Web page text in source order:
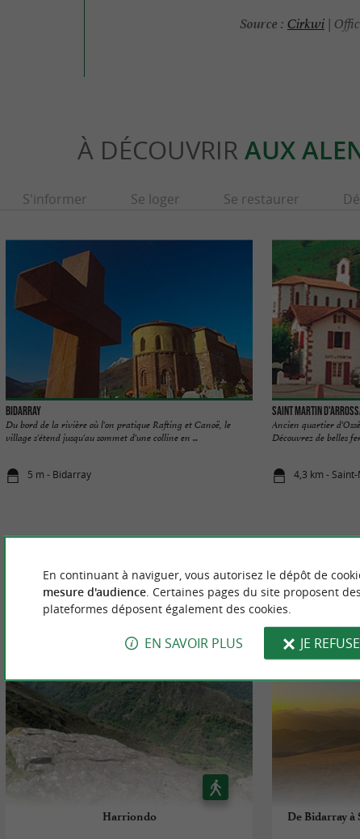
Source : Cirkwi|
À DÉCOUVRIR AUX
S'informer Se loger Se restaurer
Bidarray
Du bord de la rivière où l'on pratique Rafting et Canoë, le
village s'étend jusqu'au sommet d'une colline en ...
5 m - Bidarray
Saint Martin
Ancien quartier
Découvrez de belles
4,3 km -
VOUS AIMEREZ
Harriondo
De Bidarray
En continuant à naviguer, vous autorisez le dépôt de
mesure d'audience. Certaines pages du site proposent des
plateformes déposent également des cookies.
EN SAVOIR PLUS JE REFUSE